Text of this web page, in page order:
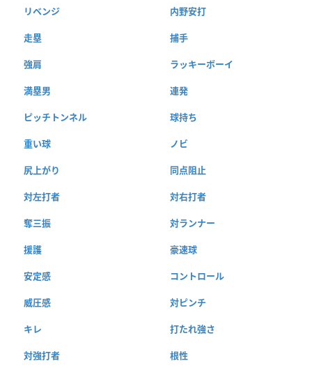
リベンジ 内野安打
走塁 捕手
強肩 ラッキーボーイ
満塁男 連発
ピッチトンネル 球持ち
重い球 ノビ
尻上がり 同点阻止
対左打者 対右打者
奪三振 対ランナー
援護 豪速球
安定感 コントロール
威圧感 対ピンチ
キレ 打たれ強さ
対強打者 根性